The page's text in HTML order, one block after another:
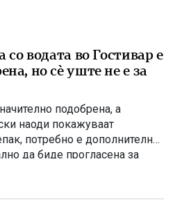
со водата во Гостивар е
но сè уште не е за
подобрена, а
наоди покажуваат
потребно е дополнително
да биде прогласена за
директорот на Дирекцијата
ја донесе Агенцијата за